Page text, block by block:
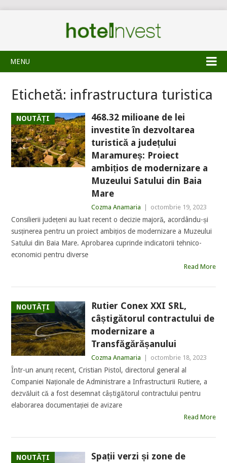
MENU
Etichetă: infrastructura turistica
NOUTĂȚI
468.32 milioane de lei
investite în dezvoltarea
turistică a județului
Maramureș: Proiect
ambițios de modernizare a
Muzeului Satului din Baia
Mare
Cozma Anamaria octombrie 19, 2023
Consilierii județeni au luat recent o decizie majoră, acordându-și
susținerea pentru un proiect ambițios de modernizare a Muzeului
Satului din Baia Mare. Aprobarea cuprinde indicatorii tehnico-
economici pentru diverse
Read More
NOUTĂȚI
Rutier Conex XXI SRL,
câștigătorul contractului de
modernizare a
Transfăgărășanului
Cozma Anamaria octombrie 18, 2023
Într-un anunț recent, Cristian Pistol, directorul general al
Companiei Naționale de Administrare a Infrastructurii Rutiere, a
dezvăluit că a fost desemnat câștigătorul contractului pentru
elaborarea documentației de avizare
Read More
NOUTĂȚI
Spații verzi și zone de